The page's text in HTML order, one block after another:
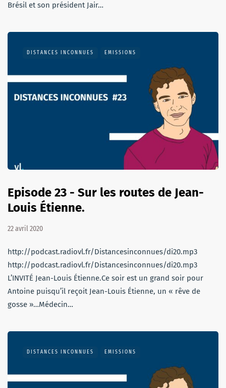
Brésil et son président Jair…
DISTANCES INCONNUES EMISSIONS
Episode 23 - Sur les routes de Jean-
Louis Étienne.
22 avril 2020
http://podcast.radiovl.fr/Distancesinconnues/di20.mp3
http://podcast.radiovl.fr/Distancesinconnues/di20.mp3
L’INVITÉ Jean-Louis Étienne.Ce soir est un grand soir pour
Antoine puisqu’il reçoit Jean-Louis Étienne, un « rêve de
gosse »…Médecin…
DISTANCES INCONNUES EMISSIONS